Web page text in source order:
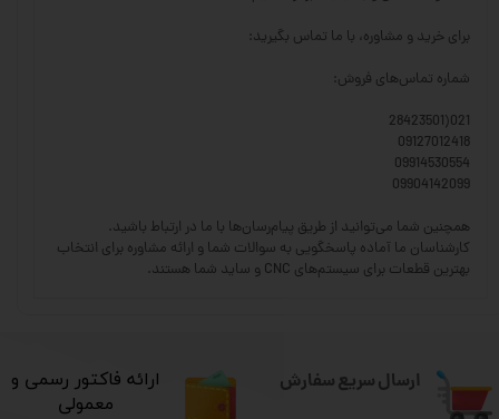
برای خرید و مشاوره، با ما تماس بگیرید:
شماره تماس‌های فروش:
021(28423501
09127012418
09914530554
09904142099
همچنین شما می‌توانید از طریق پیام‌رسان‌ها با ما در ارتباط باشید.
کارشناسان ما آماده پاسخگویی به سوالات شما و ارائه مشاوره برای انتخاب
بهترین قطعات برای سیستم‌های CNC و ساید شما هستند.
ارسال سریع سفارش
​ارائه فاکتور رسمی و
معمولی